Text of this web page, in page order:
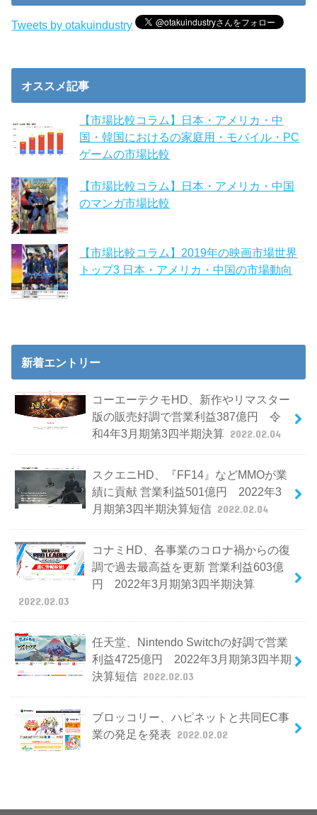
Tweets by otakuindustry
オススメ記事
【市場比較コラム】日本・アメリカ・中
国・韓国におけるの家庭用・モバイル・PC
ゲームの市場比較
【市場比較コラム】日本・アメリカ・中国
のマンガ市場比較
【市場比較コラム】2019年の映画市場世界
トップ3 日本・アメリカ・中国の市場動向
新着エントリー
コーエーテクモHD、新作やリマスター
版の販売好調で営業利益387億円 令
和4年3月期第3四半期決算 2022.02.04
スクエニHD、『FF14』などMMOが業
績に貢献 営業利益501億円 2022年3
月期第3四半期決算短信 2022.02.04
コナミHD、各事業のコロナ禍からの復
調で過去最高益を更新 営業利益603億
円 2022年3月期第3四半期決算
2022.02.03
任天堂、Nintendo Switchの好調で営業
利益4725億円 2022年3月期第3四半期
決算短信 2022.02.03
ブロッコリー、ハピネットと共同EC事
業の発足を発表 2022.02.02